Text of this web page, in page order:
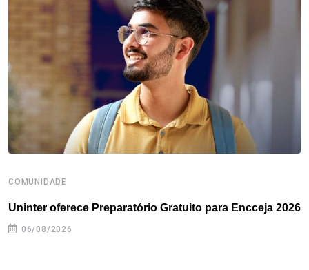
o
k
e
s
t
s
COMUNIDADE
Uninter oferece Preparatório Gratuito para Encceja 2026
06/08/2026